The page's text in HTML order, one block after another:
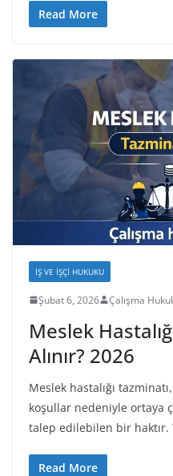
Read More
İŞ VE İŞÇI HUKUKU
Şubat 6, 2026 Çalışma
Meslek
Alınır? 2026
Meslek hastalığı
koşullar nedeniyle ortaya
talep edilebilen bir
Read More